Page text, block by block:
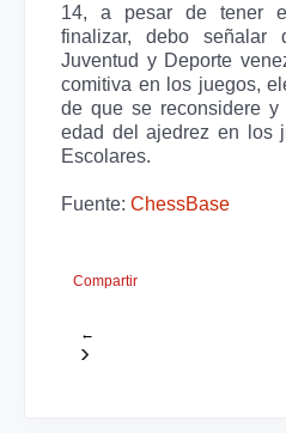
14, a pesar de tener
finalizar, debo señalar
Juventud y Deporte
comitiva en los juegos,
de que se reconsidere
edad del ajedrez en los
Escolares.
Fuente: ChessBase
Compartir
←
›